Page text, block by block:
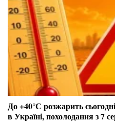
До +40°С розжарить
в Україні, похолодання з 7